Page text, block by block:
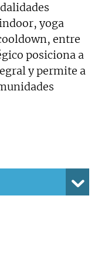
yoga
entre
posiciona a
y permite a